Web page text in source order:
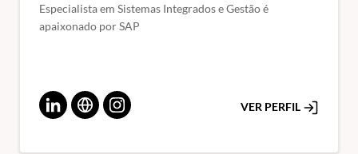
Especialista em Sistemas Integrados e Gestão é
apaixonado por SAP
VER PERFIL